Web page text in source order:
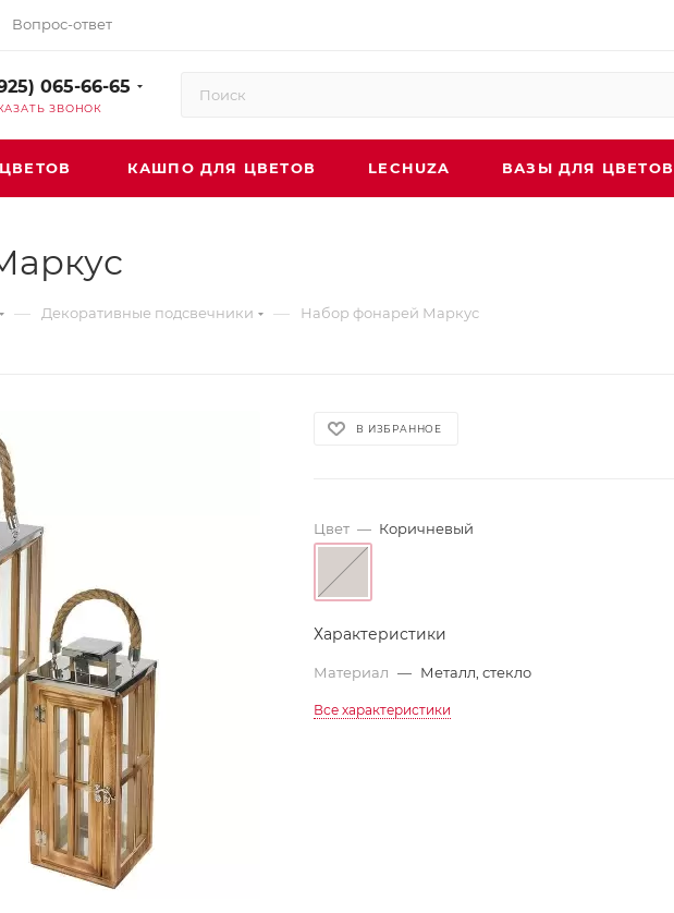
Вопрос-ответ
065-66-65
ЗВОНОК
КАШПО ДЛЯ ЦВЕТОВ LECHUZA ВАЗЫ ДЛЯ ЦВЕТОВ
— Декоративные подсвечники — Набор фонарей Маркус
В ИЗБРАННОЕ
Цвет — Коричневый
Характеристики
Материал — Металл, стекло
Все характеристики